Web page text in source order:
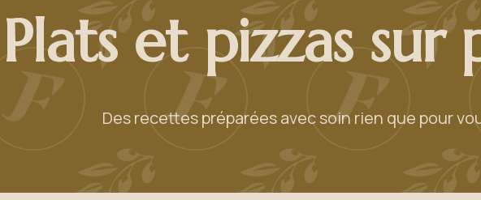
Plats et pizzas sur
Des recettes préparées avec soin rien que pour